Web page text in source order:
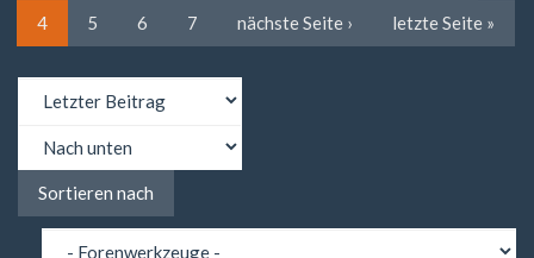
4 5 6 7 nächste Seite › letzte Seite »
nach
nachSortieren nach